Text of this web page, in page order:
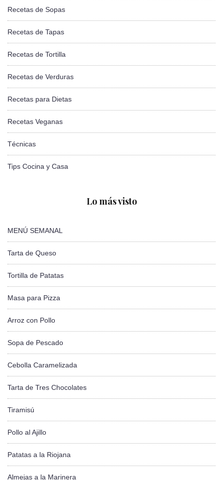
Recetas de Sopas
Recetas de Tapas
Recetas de Tortilla
Recetas de Verduras
Recetas para Dietas
Recetas Veganas
Técnicas
Tips Cocina y Casa
Lo más visto
MENÚ SEMANAL
Tarta de Queso
Tortilla de Patatas
Masa para Pizza
Arroz con Pollo
Sopa de Pescado
Cebolla Caramelizada
Tarta de Tres Chocolates
Tiramisú
Pollo al Ajillo
Patatas a la Riojana
Almejas a la Marinera